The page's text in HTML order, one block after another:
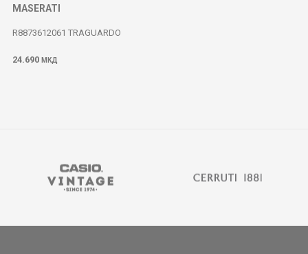
MASERATI
R8873612061 TRAGUARDO
24.690 МКД